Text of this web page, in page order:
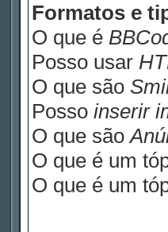
Formatos e
O que é
Posso usar
O que são
Posso inserir
O que são
O que é um
O que é um